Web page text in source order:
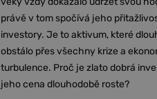
právě v tom spočívá jeho
investory. Je to aktivum, které
obstálo přes všechny krize a
turbulence. Proč je zlato dobrá
jeho cena dlouhodobě roste?